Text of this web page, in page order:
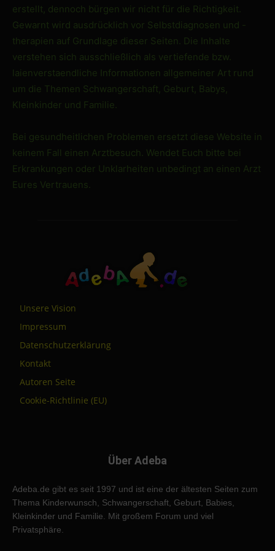
erstellt, dennoch bürgen wir nicht für die Richtigkeit.
Gewarnt wird ausdrücklich vor Selbstdiagnosen und -
therapien auf Grundlage dieser Seiten. Die Inhalte
verstehen sich ausschließlich als vertiefende bzw.
laienverstaendliche Informationen allgemeiner Art rund
um die Themen Schwangerschaft, Geburt, Babys,
Kleinkinder und Familie.
Bei gesundheitlichen Problemen ersetzt diese Website in
keinem Fall einen Arztbesuch. Wendet Euch bitte bei
Erkrankungen oder Unklarheiten unbedingt an einen Arzt
Eures Vertrauens.
Unsere Vision
Impressum
Datenschutzerklärung
Kontakt
Autoren Seite
Cookie-Richtlinie (EU)
Über Adeba
Adeba.de gibt es seit 1997 und ist eine der ältesten Seiten zum
Thema Kinderwunsch, Schwangerschaft, Geburt, Babies,
Kleinkinder und Familie. Mit großem Forum und viel
Privatsphäre.